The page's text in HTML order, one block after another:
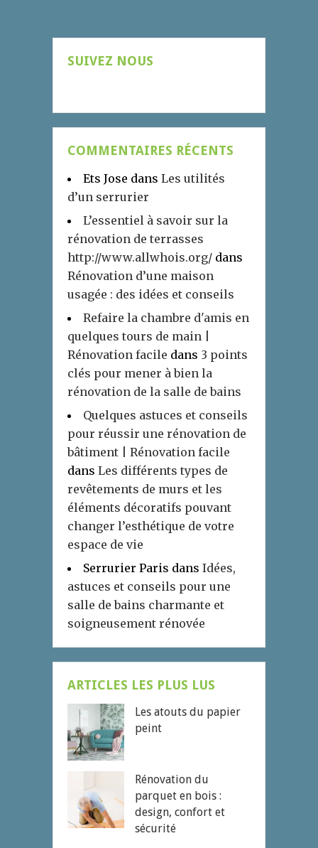
SUIVEZ NOUS
COMMENTAIRES RÉCENTS
Ets Jose dans Les utilités
d’un serrurier
L’essentiel à savoir sur la
rénovation de terrasses
http://www.allwhois.org/ dans
Rénovation d’une maison
usagée : des idées et conseils
Refaire la chambre d'amis en
quelques tours de main |
Rénovation facile dans 3 points
clés pour mener à bien la
rénovation de la salle de bains
Quelques astuces et conseils
pour réussir une rénovation de
bâtiment | Rénovation facile
dans Les différents types de
revêtements de murs et les
éléments décoratifs pouvant
changer l’esthétique de votre
espace de vie
Serrurier Paris dans Idées,
astuces et conseils pour une
salle de bains charmante et
soigneusement rénovée
ARTICLES LES PLUS LUS
Les atouts du papier
peint
Rénovation du
parquet en bois :
design, confort et
sécurité